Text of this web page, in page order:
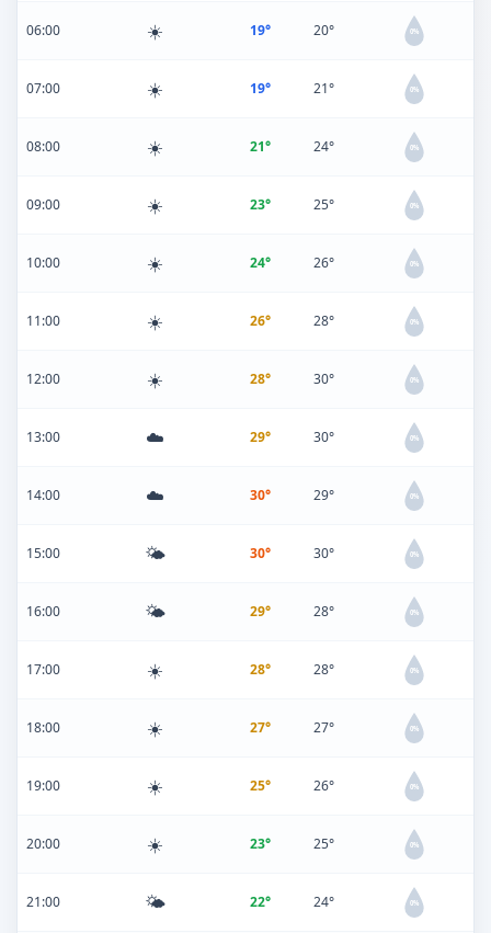
06:00 ☀️ 19° 20° 0%
07:00 ☀️ 19° 21° 0%
08:00 ☀️ 21° 24° 0%
09:00 ☀️ 23° 25° 0%
10:00 ☀️ 24° 26° 0%
11:00 ☀️ 26° 28° 0%
12:00 ☀️ 28° 30° 0%
13:00 ☁️ 29° 30° 0%
14:00 ☁️ 30° 29° 0%
15:00 🌤️ 30° 30° 0%
16:00 🌤️ 29° 28° 0%
17:00 ☀️ 28° 28° 0%
18:00 ☀️ 27° 27° 0%
19:00 ☀️ 25° 26° 0%
20:00 ☀️ 23° 25° 0%
21:00 🌤️ 22° 24° 0%